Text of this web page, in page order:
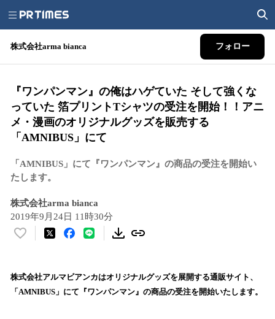
株式会社arma bianca フォロー
『ワンパンマン』の俺はハゲていた そして強くな
っていた 箔プリントTシャツの受注を開始！！アニ
メ・漫画のオリジナルグッズを販売する
「AMNIBUS」にて
「AMNIBUS」にて『ワンパンマン』の商品の受注を開始い
たします。
株式会社arma bianca
2019年9月24日 11時30分
い
！
数
株式会社アルマビアンカはオリジナルグッズを展開する通販サイト、
「AMNIBUS」にて『ワンパンマン』の商品の受注を開始いたします。